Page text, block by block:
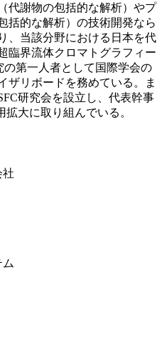
代謝物の包括的な解析）やプ
括的な解析）の技術開発なら
、当該分野における日本を代
臨界流体クロマトグラフィー
の第一人者として国際学会の
ザリボードを務めている。ま
研究会を設立し、代表幹事
大に取り組んでいる。
社